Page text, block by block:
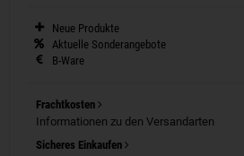
Neue Produkte
Aktuelle Sonderangebote
B-Ware
Frachtkosten
Informationen zu den Versandarten
Sicheres Einkaufen